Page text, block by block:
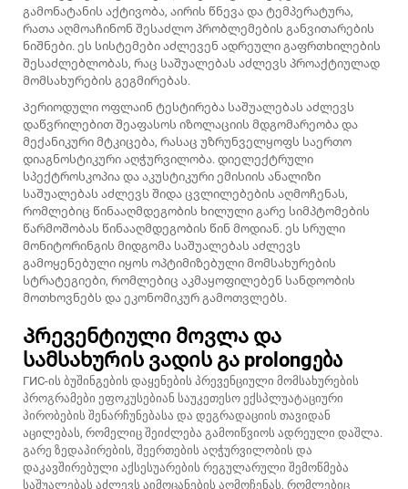
გამონატანის აქტივობა, აირის წნევა და ტემპერატურა,
რათა აღმოაჩინონ შესაძლო პრობლემების განვითარების
ნიშნები. ეს სისტემები აძლევენ ადრეული გაფრთხილების
შესაძლებლობას, რაც საშუალებას აძლევს პროაქტიულად
მომსახურების გეგმირებას.
Პერიოდული ოფლაინ ტესტირება საშუალებას აძლევს
დაწვრილებით შეაფასოს იზოლაციის მდგომარეობა და
მექანიკური მტკიცება, რასაც უზრუნველყოფს საერთო
დიაგნოსტიკური აღჭურვილობა. დიელექტრული
სპექტროსკოპია და აკუსტიკური ემისიის ანალიზი
საშუალებას აძლევს შიდა ცვლილებების აღმოჩენას,
რომლებიც წინააღმდეგობის ხილული გარე სიმპტომების
წარმოშობას წინააღმდეგობის წინ მოდიან. ეს სრული
მონიტორინგის მიდგომა საშუალებას აძლევს
გამოყენებული იყოს ოპტიმიზებული მომსახურების
სტრატეგიები, რომლებიც აკმაყოფილებენ სანდოობის
მოთხოვნებს და ეკონომიკურ გამოთვლებს.
Პრევენტიული მოვლა და
სამსახურის ვადის გა prolongება
ГИС-ის ბუშინგების დაყენების პრევენციული მომსახურების
პროგრამები ეფოკუსებიან საუკეთესო ექსპლუატაციური
პირობების შენარჩუნებასა და დეგრადაციის თავიდან
აცილებას, რომელიც შეიძლება გამოიწვიოს ადრეული დაშლა.
გარე ზედაპირების, შეერთების აღჭურვილობის და
დაკავშირებული აქსესუარების რეგულარული შემოწმება
საშუალებას აძლევს აიმოცანების აღმოჩენას, რომლებიც